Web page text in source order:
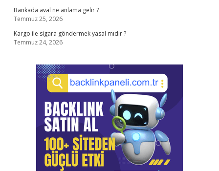
Bankada aval ne anlama gelir ?
Temmuz 25, 2026
Kargo ile sigara göndermek yasal mıdır ?
Temmuz 24, 2026